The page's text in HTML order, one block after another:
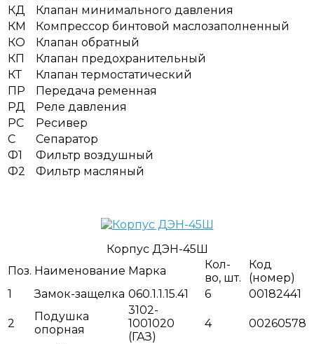
КД
Клапан минимального давления
КМ
Компрессор бинтовой маслозаполненный
КО
Клапан обратный
КП
Клапан предохранительный
КТ
Клапан термостатический
ПР
Передача ременная
РД
Реле давления
PC
Ресивер
С
Сепаратор
Ф1
Фильтр воздушный
Ф2
Фильтр масляный
Корпус ДЭН-45Ш
Поз. Наименование Марка
Кол-
во, шт.
Код
(номер)
1
Замок-защелка 060.1.1.15.41 6 00182441
2
Подушка
опорная
3102-
1001020
(ГАЗ)
4 00260578